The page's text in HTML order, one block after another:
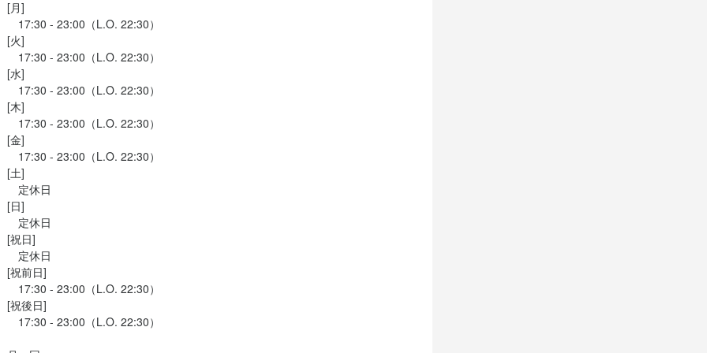
[月]
17:30 - 23:00（L.O. 22:30）
[火]
17:30 - 23:00（L.O. 22:30）
[水]
17:30 - 23:00（L.O. 22:30）
[木]
17:30 - 23:00（L.O. 22:30）
[金]
17:30 - 23:00（L.O. 22:30）
[土]
定休日
[日]
定休日
[祝日]
定休日
[祝前日]
17:30 - 23:00（L.O. 22:30）
[祝後日]
17:30 - 23:00（L.O. 22:30）